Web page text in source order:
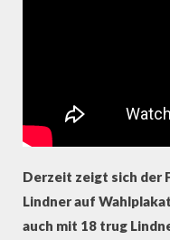
Derzeit zeigt sich der
Lindner auf
auch mit 18 trug